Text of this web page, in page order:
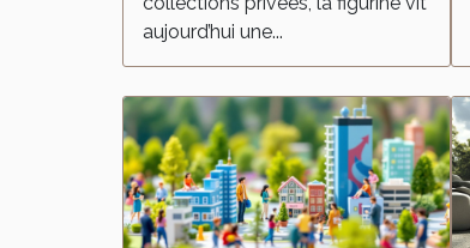
aujourd’hui une...